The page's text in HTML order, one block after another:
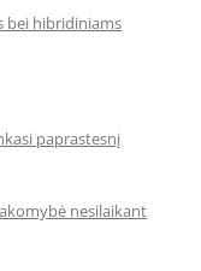
bei hibridiniams
paprastesnį
nesilaikant